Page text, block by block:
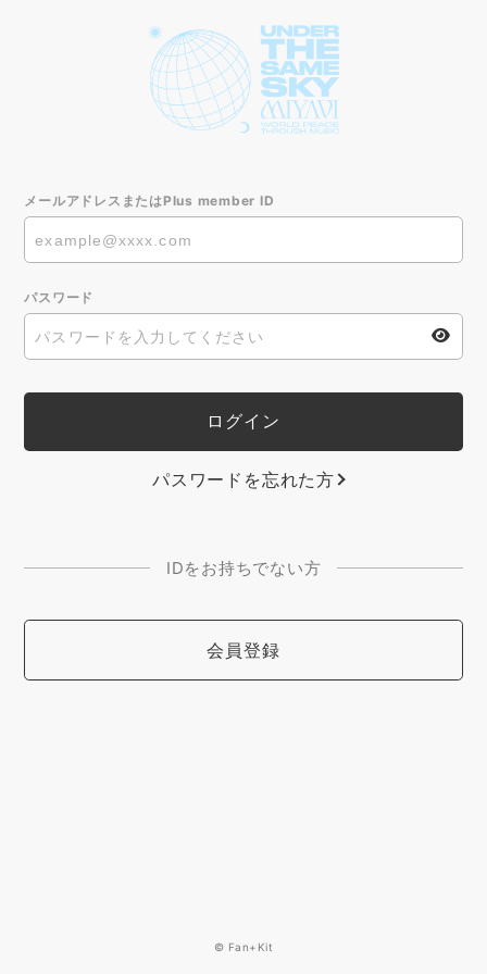
メールアドレスまたはPlus member ID
パスワード
パスワードを忘れた方
IDをお持ちでない方
会員登録
© Fan+Kit